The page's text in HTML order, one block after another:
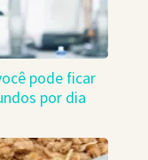
pode ficar
por dia